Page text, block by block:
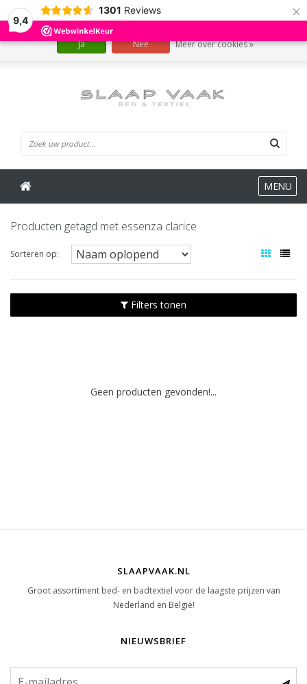
9,4
1301 Reviews ×
MENU
Producten getagd met essenza clarice
Sorteren op:
Filters tonen
Geen producten gevonden!...
SLAAPVAAK.NL
Groot assortiment bed- en badtextiel voor de laagste prijzen van
Nederland en België!
NIEUWSBRIEF
Wij slaan cookies op om onze website te verbeteren. Is dat akkoord?
Ja Nee Meer over cookies »